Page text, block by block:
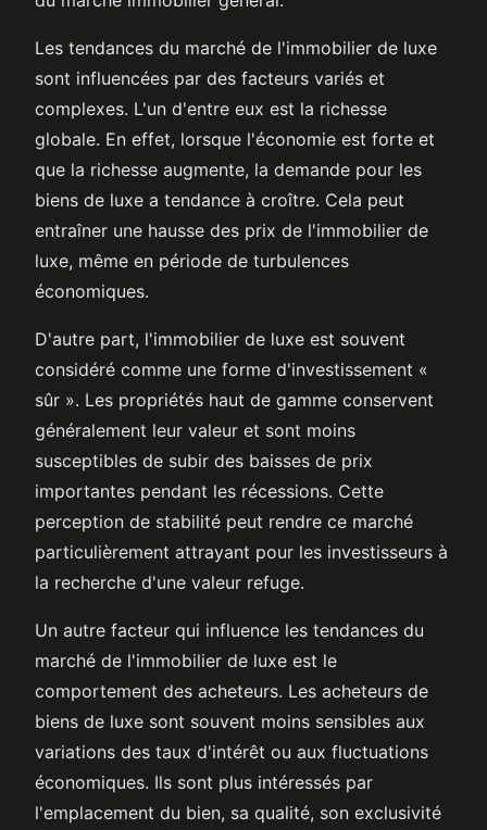
Les tendances du marché de l'immobilier de luxe
sont influencées par des facteurs variés et
complexes. L'un d'entre eux est la richesse
globale. En effet, lorsque l'économie est forte et
que la richesse augmente, la demande pour les
biens de luxe a tendance à croître. Cela peut
entraîner une hausse des prix de l'immobilier de
luxe, même en période de turbulences
économiques.
D'autre part, l'immobilier de luxe est souvent
considéré comme une forme d'investissement «
sûr ». Les propriétés haut de gamme conservent
généralement leur valeur et sont moins
susceptibles de subir des baisses de prix
importantes pendant les récessions. Cette
perception de stabilité peut rendre ce marché
particulièrement attrayant pour les investisseurs à
la recherche d'une valeur refuge.
Un autre facteur qui influence les tendances du
marché de l'immobilier de luxe est le
comportement des acheteurs. Les acheteurs de
biens de luxe sont souvent moins sensibles aux
variations des taux d'intérêt ou aux fluctuations
économiques. Ils sont plus intéressés par
l'emplacement du bien, sa qualité, son exclusivité